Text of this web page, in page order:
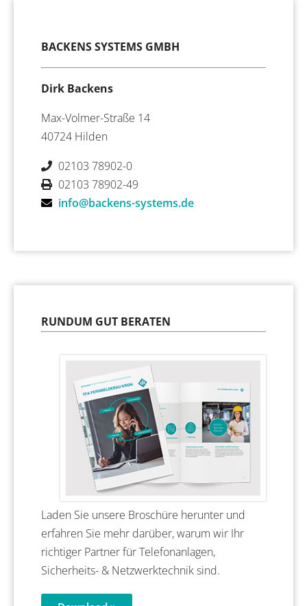
BACKENS SYSTEMS GMBH
Dirk Backens
Max-Volmer-Straße 14
40724 Hilden
02103 78902-0
02103 78902-49
info@backens-systems.de
RUNDUM GUT BERATEN
Laden Sie unsere Broschüre herunter und
erfahren Sie mehr darüber, warum wir Ihr
richtiger Partner für Telefonanlagen,
Sicherheits- & Netzwerktechnik sind.